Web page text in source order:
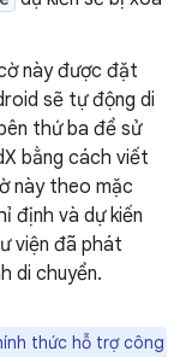
này được đặt
sẽ tự động di
thứ ba để sử
bằng cách viết
này theo mặc
định và dự kiến
viện đã phát
di chuyển.
thức hỗ trợ công